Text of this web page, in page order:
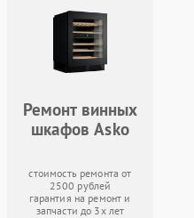
Ремонт винных
шкафов Asko
стоимость ремонта от
2500 рублей
гарантия на ремонт и
запчасти до 3х лет